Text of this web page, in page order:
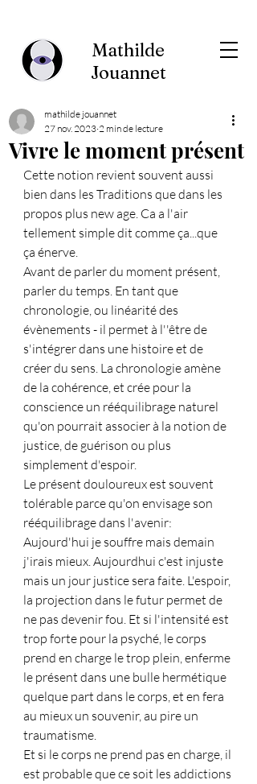
Mathilde
Jouannet
Vivre le moment présent
mathilde jouannet
27 nov. 2023 2 min de lecture
Cette notion revient souvent aussi
bien dans les Traditions que dans les
propos plus new age. Ca a l'air
tellement simple dit comme ça...que
ça énerve.
Avant de parler du moment présent,
parler du temps. En tant que
chronologie, ou linéarité des
évènements - il permet à l''être de
s'intégrer dans une histoire et de
créer du sens. La chronologie amène
de la cohérence, et crée pour la
conscience un rééquilibrage naturel
qu'on pourrait associer à la notion de
justice, de guérison ou plus
simplement d'espoir.
Le présent douloureux est souvent
tolérable parce qu'on envisage son
rééquilibrage dans l'avenir:
Aujourd'hui je souffre mais demain
j'irais mieux. Aujourdhui c'est injuste
mais un jour justice sera faite. L'espoir,
la projection dans le futur permet de
ne pas devenir fou. Et si l'intensité est
trop forte pour la psyché, le corps
prend en charge le trop plein, enferme
le présent dans une bulle hermétique
quelque part dans le corps, et en fera
au mieux un souvenir, au pire un
traumatisme.
Et si le corps ne prend pas en charge, il
est probable que ce soit les addictions